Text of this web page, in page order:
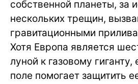
собственной планеты, за
нескольких трещин,
гравитационными
Хотя Европа является
луной к газовому гиганту,
поле помогает защитить